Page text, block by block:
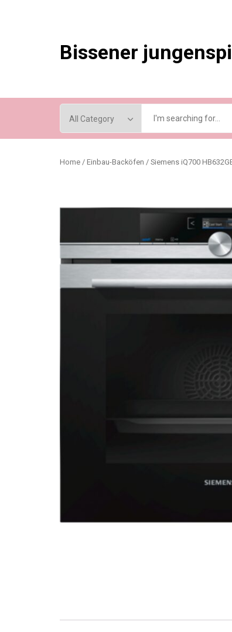
Bissener
Home / Einbau-Backöfen / Siemens iQ700